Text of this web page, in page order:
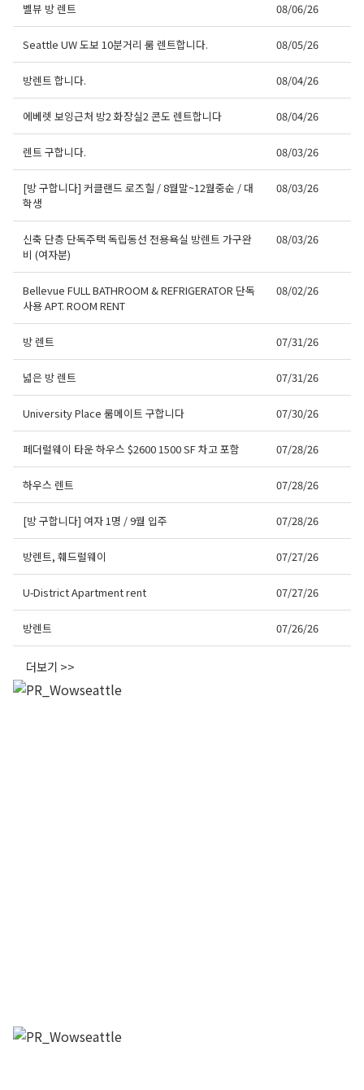
벨뷰 방 렌트 08/06/26
Seattle UW 도보 10분거리 룸 렌트합니다. 08/05/26
방렌트 합니다. 08/04/26
에베렛 보잉근처 방2 화장실2 콘도 렌트합니다 08/04/26
렌트 구합니다. 08/03/26
[방 구합니다] 커클랜드 로즈힐 / 8월말~12월중순 / 대
학생
08/03/26
신축 단층 단독주택 독립동선 전용욕실 방렌트 가구완
비 (여자분)
08/03/26
Bellevue FULL BATHROOM & REFRIGERATOR 단독
사용 APT. ROOM RENT
08/02/26
방 렌트 07/31/26
넓은 방 렌트 07/31/26
University Place 룸메이트 구합니다 07/30/26
페더럴웨이 타운 하우스 $2600 1500 SF 차고 포함 07/28/26
하우스 렌트 07/28/26
[방 구합니다] 여자 1명 / 9월 입주 07/28/26
방렌트, 훼드럴웨이 07/27/26
U-District Apartment rent 07/27/26
방렌트 07/26/26
더보기 >>